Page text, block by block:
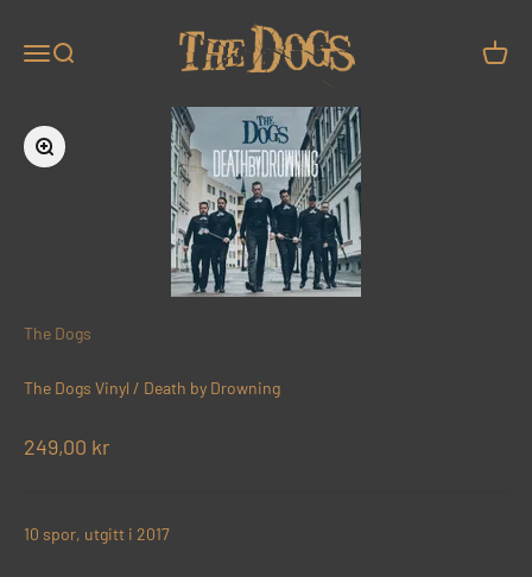
MenySøk
Forstørr
The Dogs
The Dogs Vinyl / Death by Drowning
Salgspris
249,00 kr
10 spor, utgitt i 2017